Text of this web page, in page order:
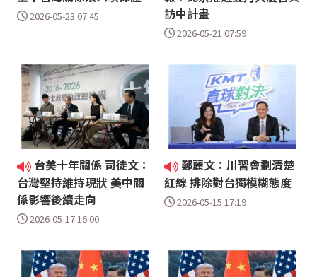
2026-05-23 07:45
訪中計畫
2026-05-21 07:59
台美十年關係 司徒文：
台灣堅持維持現狀 美中關
係影響後續走向
2026-05-17 16:00
鄭麗文：川習會劃清楚
紅線 排除對台獨模糊態度
2026-05-15 17:19